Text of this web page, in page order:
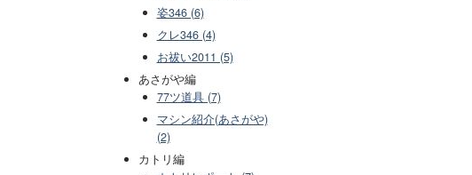
姿346 (6)
クレ346 (4)
お祓い2011 (5)
あさがや編
77ツ道具 (7)
マシン紹介(あさがや)
(2)
カトリ編